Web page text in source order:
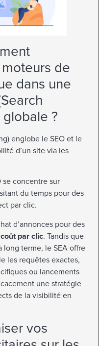
de
dans une
?
englobe le SEO et le
d’un site via les
se concentre sur
du temps pour des
par clic.
d’annonces pour des
coût par clic. Tandis que
long terme, le SEA offre
les requêtes exactes,
ou lancements
une stratégie
de la visibilité en
vos